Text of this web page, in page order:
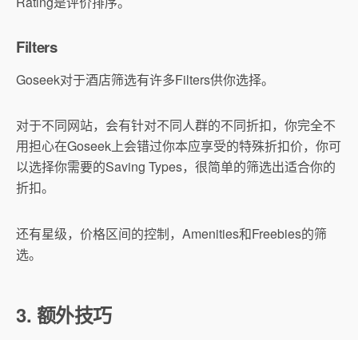
Filters
Goseek对于酒店筛选有许多Filters供你选择。
对于不同网站，会有针对不同人群的不同折扣，你完全不
用担心在Goseek上会错过你本应享受的特殊折扣价，你可
以选择你需要的Saving Types，很简单的筛选出适合你的
折扣。
还有星级，价格区间的控制，Amenities和Freebies的筛
选。
3. 额外技巧